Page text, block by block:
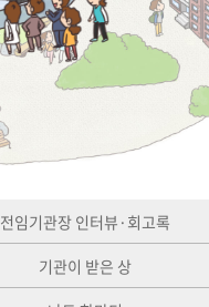
주년 광장
전임기관장 인터뷰·회고록
기관이 받은 상